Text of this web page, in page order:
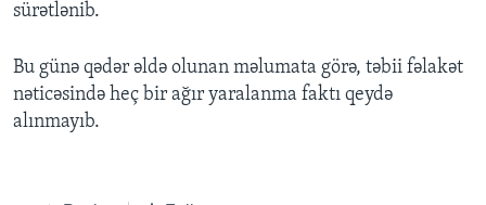
sürətlənib.
Bu günə qədər əldə olunan məlumata görə, təbii fəlakət
nəticəsində heç bir ağır yaralanma faktı qeydə
alınmayıb.